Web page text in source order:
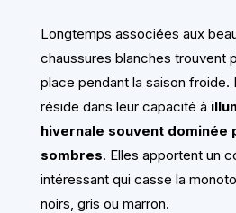
Longtemps associées aux
chaussures blanches trouvent
place pendant la saison froide.
réside dans leur capacité à
hivernale souvent dominée
sombres. Elles apportent un
intéressant qui casse la
noirs, gris ou marron.